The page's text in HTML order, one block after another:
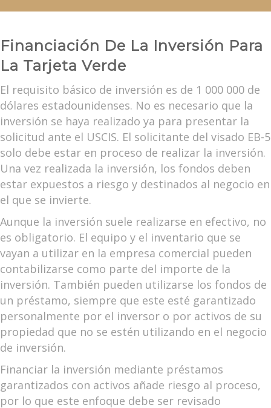
Financiación De La Inversión Para
La Tarjeta Verde
El requisito básico de inversión es de 1 000 000 de
dólares estadounidenses. No es necesario que la
inversión se haya realizado ya para presentar la
solicitud ante el USCIS. El solicitante del visado EB-5
solo debe estar en proceso de realizar la inversión.
Una vez realizada la inversión, los fondos deben
estar expuestos a riesgo y destinados al negocio en
el que se invierte.
Aunque la inversión suele realizarse en efectivo, no
es obligatorio. El equipo y el inventario que se
vayan a utilizar en la empresa comercial pueden
contabilizarse como parte del importe de la
inversión. También pueden utilizarse los fondos de
un préstamo, siempre que este esté garantizado
personalmente por el inversor o por activos de su
propiedad que no se estén utilizando en el negocio
de inversión.
Financiar la inversión mediante préstamos
garantizados con activos añade riesgo al proceso,
por lo que este enfoque debe ser revisado